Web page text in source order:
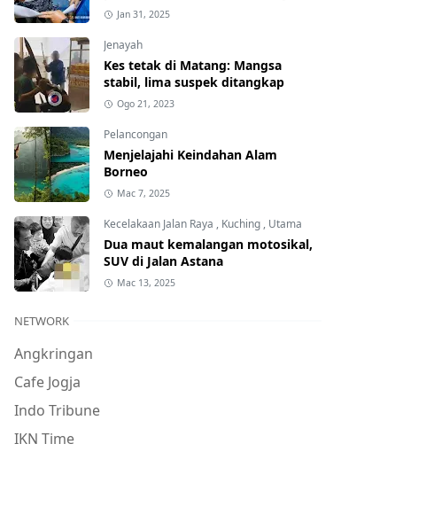
Jan 31, 2025
Jenayah
Kes tetak di Matang: Mangsa
stabil, lima suspek ditangkap
Ogo 21, 2023
Pelancongan
Menjelajahi Keindahan Alam
Borneo
Mac 7, 2025
Kecelakaan Jalan Raya , Kuching , Utama
Dua maut kemalangan motosikal,
SUV di Jalan Astana
Mac 13, 2025
NETWORK
Angkringan
Cafe Jogja
Indo Tribune
IKN Time